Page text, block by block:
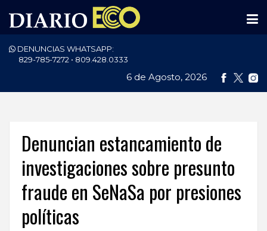
DENUNCIAS WHATSAPP:
829-785-7272 • 809.428.0333
6 de Agosto, 2026
PORTADA
ECONOMÍA
DEPORTES
ENTRETENIMIENTO
Denuncian estancamiento de
investigaciones sobre presunto
fraude en SeNaSa por presiones
políticas